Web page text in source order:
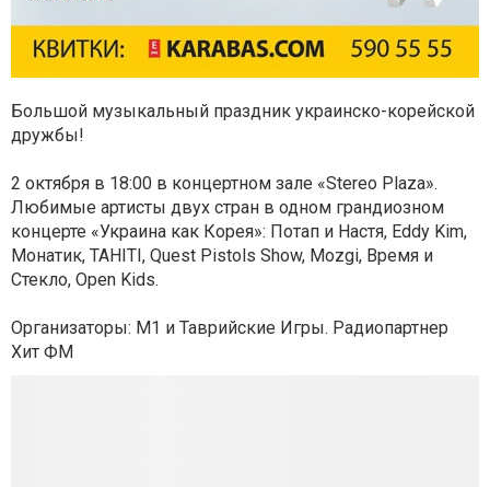
Большой музыкальный праздник украинско-корейской
дружбы!
2 октября в 18:00 в концертном зале «Stereo Plaza».
Любимые артисты двух стран в одном грандиозном
концерте «Украина как Корея»: Потап и Настя, Eddy Kim,
Монатик, TAHITI, Quest Pistols Show, Mozgi, Время и
Стекло, Open Kids.
Организаторы: М1 и Таврийские Игры. Радиопартнер
Хит ФМ